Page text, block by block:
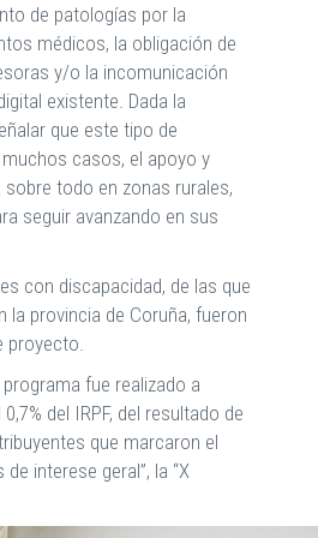
de patologías por la
médicos, la obligación de
y/o la incomunicación
existente. Dada la
que este tipo de
casos, el apoyo y
todo en zonas rurales,
seguir avanzando en sus
con discapacidad, de las que
la provincia de Coruña, fueron
proyecto.
fue realizado a
del IRPF, del resultado de
que marcaron el
interese geral”, la “X